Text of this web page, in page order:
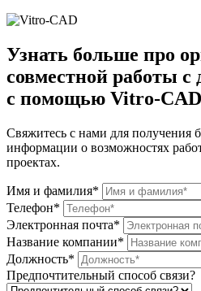
Узнать больше про
совместной работы с
с помощью Vitro-CAD
Свяжитесь с нами для получения
информации о возможностях
проектах.
Имя и фамилия*
Телефон*
Электронная почта*
Название компании*
Должность*
Предпочтительный способ связи?